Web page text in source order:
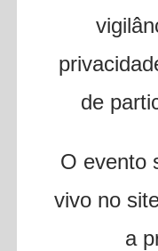
de
O evento
vivo no
a